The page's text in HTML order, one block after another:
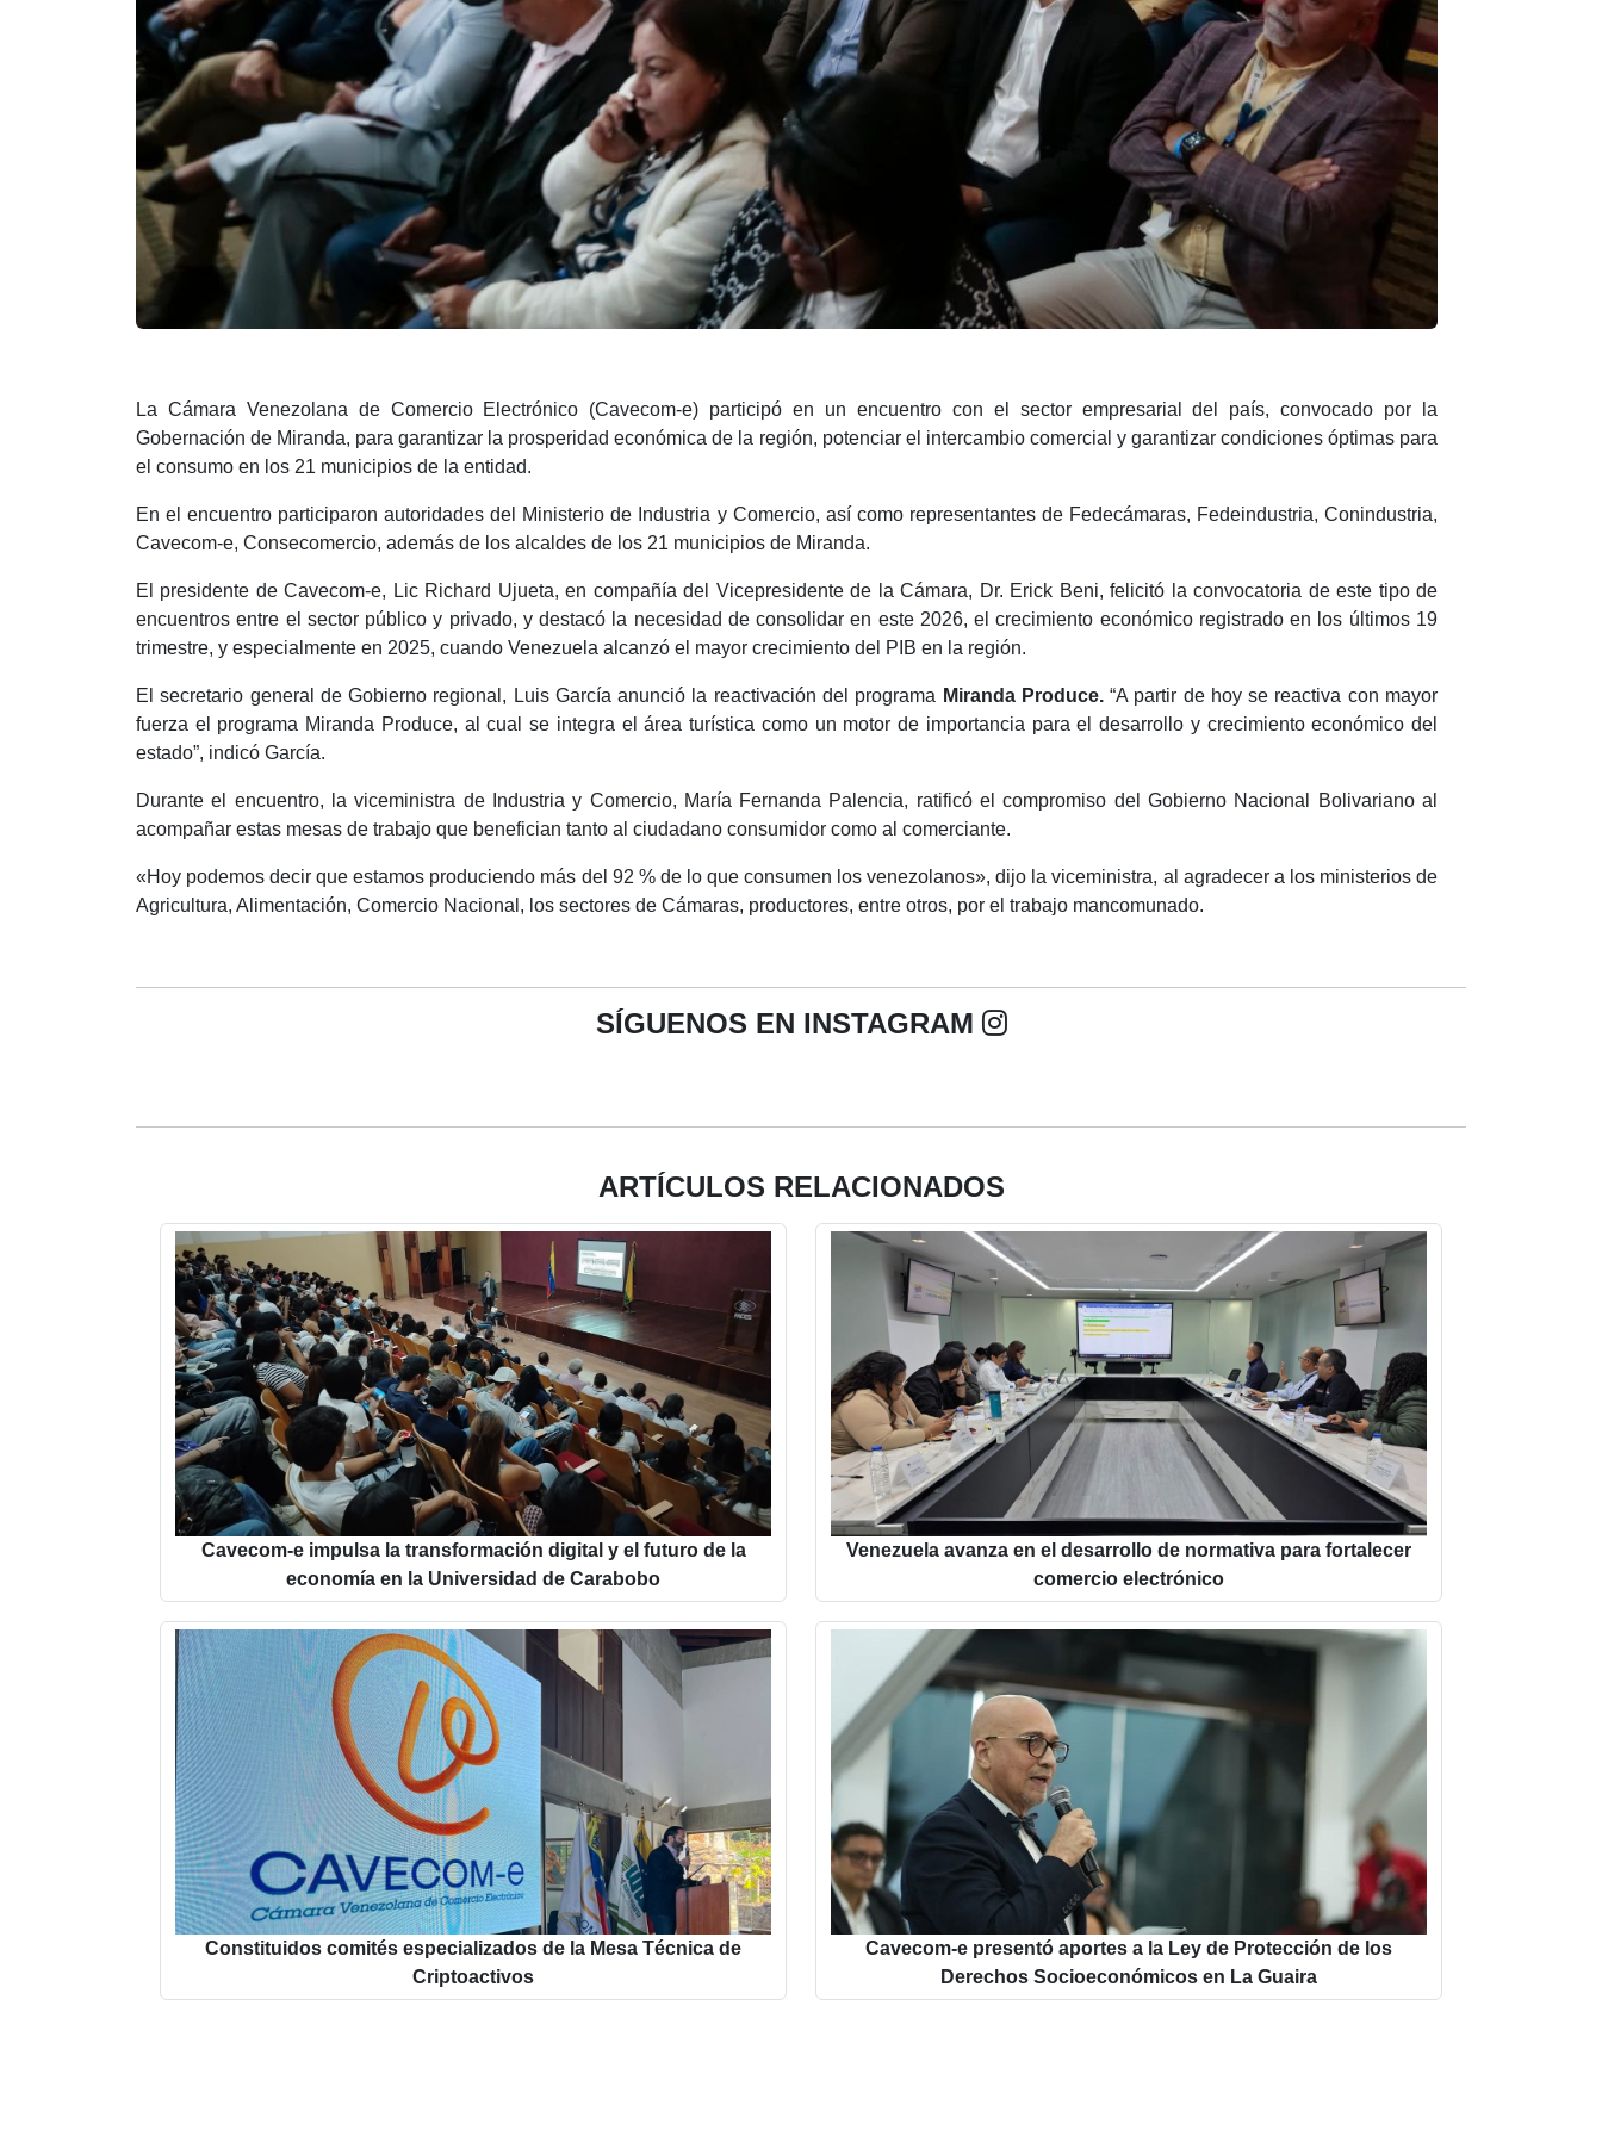
La Cámara Venezolana de Comercio Electrónico (Cavecom-e) participó en un encuentro con el sector empresarial del país, convocado por la
Gobernación de Miranda, para garantizar la prosperidad económica de la región, potenciar el intercambio comercial y garantizar condiciones óptimas para
el consumo en los 21 municipios de la entidad.
En el encuentro participaron autoridades del Ministerio de Industria y Comercio, así como representantes de Fedecámaras, Fedeindustria, Conindustria,
Cavecom-e, Consecomercio, además de los alcaldes de los 21 municipios de Miranda.
El presidente de Cavecom-e, Lic Richard Ujueta, en compañía del Vicepresidente de la Cámara, Dr. Erick Beni, felicitó la convocatoria de este tipo de
encuentros entre el sector público y privado, y destacó la necesidad de consolidar en este 2026, el crecimiento económico registrado en los últimos 19
trimestre, y especialmente en 2025, cuando Venezuela alcanzó el mayor crecimiento del PIB en la región.
El secretario general de Gobierno regional, Luis García anunció la reactivación del programa Miranda Produce.“A partir de hoy se reactiva con mayor
fuerza el programa Miranda Produce, al cual se integra el área turística como un motor de importancia para el desarrollo y crecimiento económico del
estado”, indicó García.
Durante el encuentro, la viceministra de Industria y Comercio, María Fernanda Palencia, ratificó el compromiso del Gobierno Nacional Bolivariano al
acompañar estas mesas de trabajo que benefician tanto al ciudadano consumidor como al comerciante.
«Hoy podemos decir que estamos produciendo más del 92 % de lo que consumen los venezolanos», dijo la viceministra, al agradecer a los ministerios de
Agricultura, Alimentación, Comercio Nacional, los sectores de Cámaras, productores, entre otros, por el trabajo mancomunado.
SÍGUENOS EN INSTAGRAM
ARTÍCULOS RELACIONADOS
Cavecom-e impulsa la transformación digital y el futuro de la
economía en la Universidad de Carabobo
Venezuela avanza en el desarrollo de normativa para fortalecer
comercio electrónico
Constituidos comités especializados de la Mesa Técnica de
Criptoactivos
Cavecom-e presentó aportes a la Ley de Protección de los
Derechos Socioeconómicos en La Guaira